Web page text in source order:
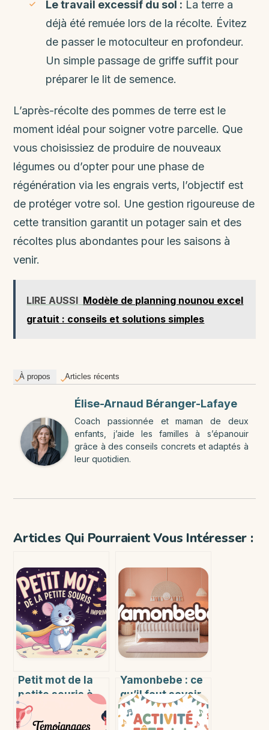
Le travail excessif du sol : La terre a
déjà été remuée lors de la récolte. Évitez
de passer le motoculteur en profondeur.
Un simple passage de griffe suffit pour
préparer le lit de semence.
L’après-récolte des pommes de terre est le
moment idéal pour soigner votre parcelle. Que
vous choisissiez de produire de nouveaux
légumes ou d’opter pour une phase de
régénération via les engrais verts, l’objectif est
de protéger votre sol. Une gestion rigoureuse de
cette transition garantit un potager sain et des
récoltes plus abondantes pour les saisons à
venir.
LIRE AUSSI Modèle de planning nounou excel
gratuit : conseils et solutions simples
À propos Articles récents
Élise-Arnaud Béranger-Lafaye
Coach passionnée et maman de deux
enfants, j’aide les familles à s’épanouir
grâce à des conseils concrets et adaptés à
leur quotidien.
Articles Qui Pourraient Vous Intéresser :
Petit mot de la
petite souris à
imprimer : idées
et conseils pour
Yamonbebe : ce
qu’il faut savoir
pour bien choisir
et utiliser la